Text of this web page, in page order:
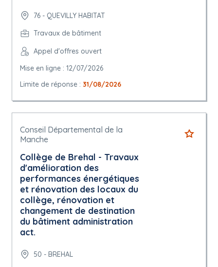
76 - QUEVILLY HABITAT
Travaux de bâtiment
Appel d'offres ouvert
Mise en ligne : 12/07/2026
Limite de réponse : 31/08/2026
Conseil Départemental de la
Manche
Collège de Brehal - Travaux
d'amélioration des
performances énergétiques
et rénovation des locaux du
collège, rénovation et
changement de destination
du bâtiment administration
act.
50 - BREHAL